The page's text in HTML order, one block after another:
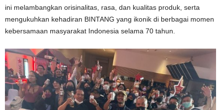
ini melambangkan orisinalitas, rasa, dan kualitas produk, serta
mengukuhkan kehadiran BINTANG yang ikonik di berbagai momen
kebersamaan masyarakat Indonesia selama 70 tahun.